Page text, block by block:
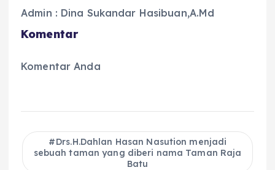
Admin : Dina Sukandar Hasibuan,A.Md
Komentar
Komentar Anda
Drs.H.Dahlan Hasan Nasution menjadi
sebuah taman yang diberi nama Taman Raja
Batu